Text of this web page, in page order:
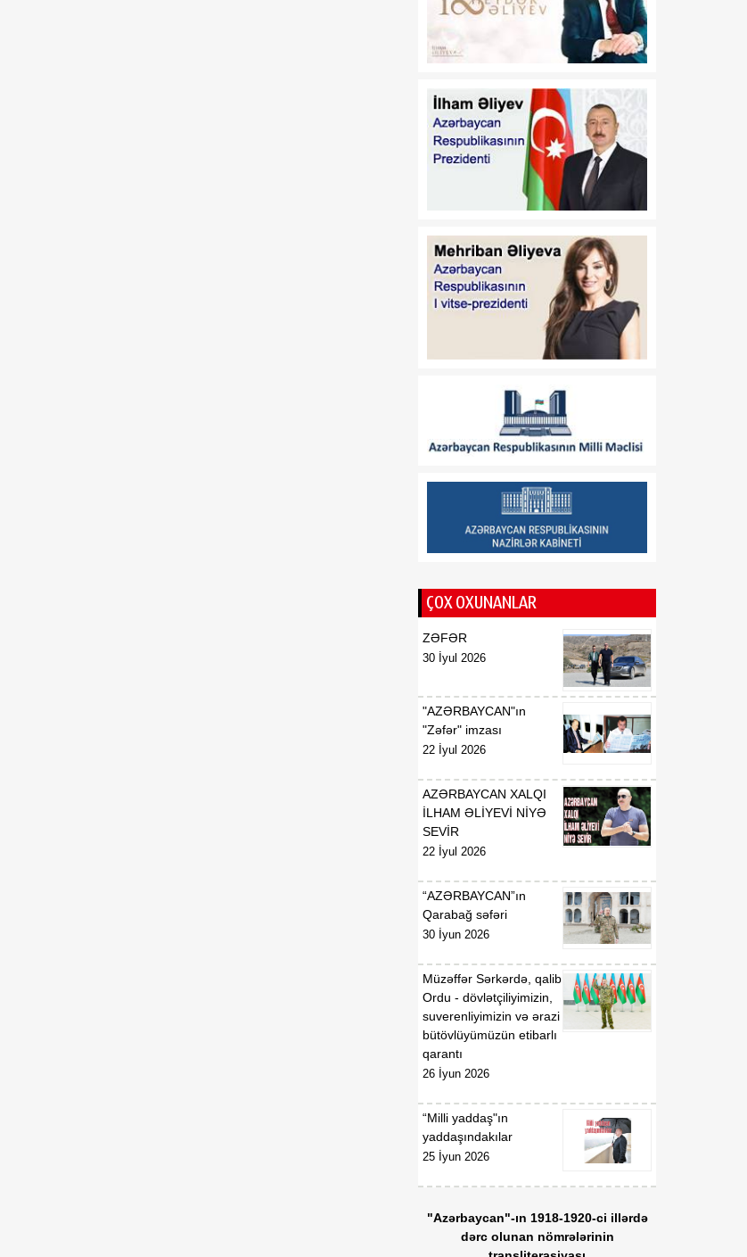
dərəcədə artırır
Azərbaycan parlament
əməkdaşlığın
genişlənməsinə töhfə verir
15:54
Regionun siyasi tarixində
mühüm dönüş nöqtəsi
15:40
07 Avqust
Tarixi zəfərdən mütləq
sülhə
15:24
07 Avqust
Vaşinqtondan başlayan
yeni siyasi mərhələ
15:05
07 Avqust
uzunmüddətli sülh və
14:48
07 Avqust
Tailandda 14 yaşlı şagird 8
adamı qətlə yetirəndən
07 Avqust
Bakıda keçiriləcək
Azərbaycan Beynəlxalq
İnvestisiya Forumu ilə
yaradılıb
07 Avqust
Deputat: ABŞ-də
paraflanan sülh sənədi
əsasını qoyub
13:24
07 Avqust
ÇOX OXUNANLAR
ZƏFƏR
30 İyul 2026
"AZƏRBAYCAN"ın
"Zəfər" imzası
22 İyul 2026
AZƏRBAYCAN XALQI
İLHAM ƏLİYEVİ NİYƏ
SEVİR
22 İyul 2026
“AZƏRBAYCAN”ın
Qarabağ səfəri
30 İyun 2026
Müzəffər Sərkərdə, qalib
Ordu - dövlətçiliyimizin,
suverenliyimizin və ərazi
bütövlüyümüzün etibarlı
qarantı
26 İyun 2026
“Milli yaddaş"ın
yaddaşındakılar
25 İyun 2026
"Azərbaycan"-ın 1918-1920-ci illərdə
dərc olunan nömrələrinin